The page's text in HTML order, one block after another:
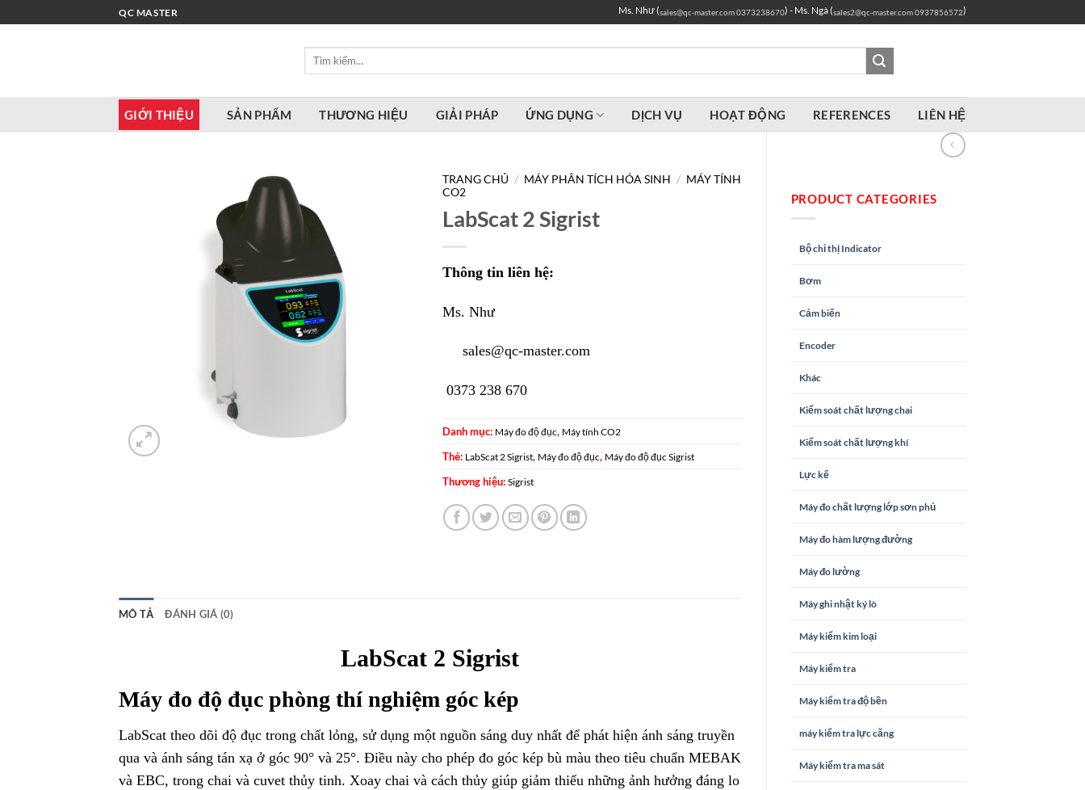
qua
QC MASTER Ms. Như (sales@qc-master.com0373238670) - Ms. Ngà (sales2@qc-master.com0937856572)
Tìm
GIỚI THIỆU SẢN PHẨM THƯƠNG HIỆU GIẢI PHÁP ỨNG DỤNG DỊCH VỤ HOẠT ĐỘNG REFERENCES LIÊN HỆ
PRODUCT CATEGORIES
Bộ chỉ thị Indicator
Bơm
Cảm biến
Encoder
Khác
Kiểm soát chất lượng chai
Kiểm soát chất lượng khí
Lực kế
Máy đo chất lượng lớp sơn phủ
Máy đo hàm lượng đường
Máy đo lường
Máy ghi nhật ký lò
Máy kiểm kim loại
Máy kiểm tra
Máy kiểm tra độ bền
máy kiểm tra lực căng
Máy kiểm tra ma sát
TRANG CHỦ / MÁY PHÂN TÍCH HÓA SINH / MÁY TÍNH
CO2
LabScat 2 Sigrist
Thông tin liên hệ:
Ms. Như
sales@qc-master.com
0373 238 670
Danh mục: Máy đo độ đục, Máy tính CO2
Thẻ: LabScat 2 Sigrist, Máy đo độ đục, Máy đo độ đục Sigrist
Thương hiệu: Sigrist
MÔ TẢ ĐÁNH GIÁ (0)
LabScat 2 Sigrist
Máy đo độ đục phòng thí nghiệm góc kép
LabScat theo dõi độ đục trong chất lỏng, sử dụng một nguồn sáng duy nhất để phát hiện ánh sáng truyền
qua và ánh sáng tán xạ ở góc 90° và 25°. Điều này cho phép đo góc kép bù màu theo tiêu chuẩn MEBAK
và EBC, trong chai và cuvet thủy tinh. Xoay chai và cách thủy giúp giảm thiểu những ảnh hưởng đáng lo